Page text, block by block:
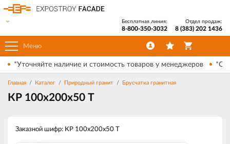
Меню
Бесплатная линия:
8-800-350-3032
Отдел продаж:
8 (383) 202 1436
*Уточняйте наличие и стоимость товаров у менеджеров
Главная Каталог Природный гранит Брусчатка гранитная
КР 100х200х50 Т
Заказной шифр: КР 100х200х50 Т